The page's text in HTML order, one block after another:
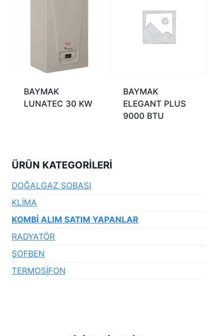
BAYMAK
LUNATEC 30 KW
BAYMAK
ELEGANT PLUS
9000 BTU
ÜRÜN KATEGORILERI
DOĞALGAZ SOBASI
KLİMA
KOMBİ ALIM SATIM YAPANLAR
RADYATÖR
ŞOFBEN
TERMOSİFON